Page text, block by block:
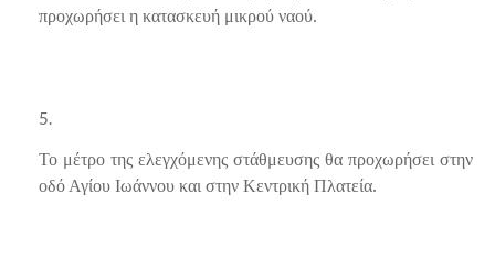
προχωρήσει η κατασκευή μικρού ναού.
Το μέτρο της ελεγχόμενης στάθμευσης θα προχωρήσει στην
οδό Αγίου Ιωάννου και στην Κεντρική Πλατεία.